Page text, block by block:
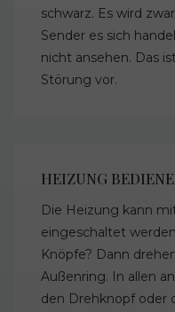
schwarz. Es wird
Sender es sich
nicht ansehen. Das
Störung vor.
HEIZUNG
Die Heizung kann
eingeschaltet
Knöpfe? Dann
Außenring. In allen
den Drehknopf oder